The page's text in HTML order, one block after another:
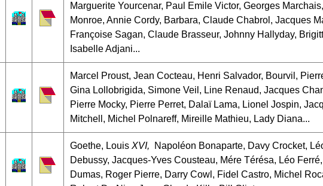
Marguerite Yourcenar, Paul Emile Victor, Georges
Monroe, Annie Cordy, Barbara, Claude Chabrol, Jacques
Françoise Sagan, Claude Brasseur, Johnny Hallyday,
Isabelle Adjani...
Marcel Proust, Jean Cocteau, Henri Salvador, Bourvil,
Gina Lollobrigida, Simone Veil, Line Renaud, Jacques
Pierre Mocky, Pierre Perret, Dalaï Lama, Lionel Jospin,
Mitchell, Michel Polnareff, Mireille Mathieu, Lady Diana...
Goethe, Louis XVI,
Napoléon Bonaparte, Davy Crocket,
Debussy, Jacques-Yves Cousteau, Mére Térésa, Léo
Dumas, Roger Pierre, Darry Cowl, Fidel Castro, Michel